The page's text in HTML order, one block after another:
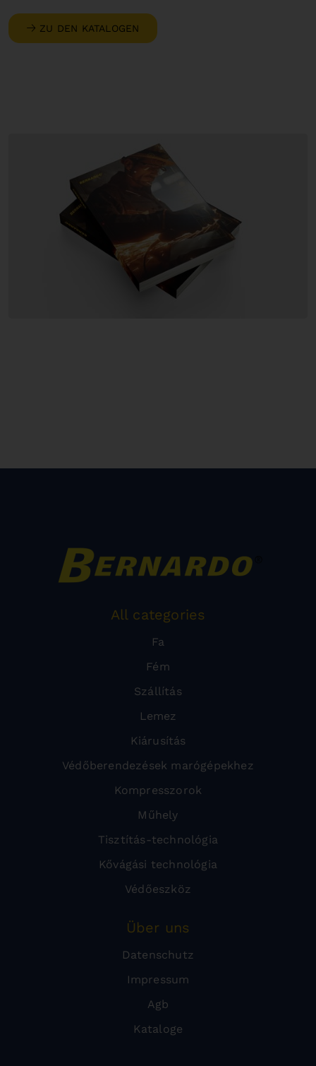
ZU DEN KATALOGEN
All categories
Fa
Fém
Szállítás
Lemez
Kiárusítás
Védőberendezések marógépekhez
Kompresszorok
Műhely
Tisztítás-technológia
Kővágási technológia
Védőeszköz
Über uns
Datenschutz
Impressum
Agb
Kataloge